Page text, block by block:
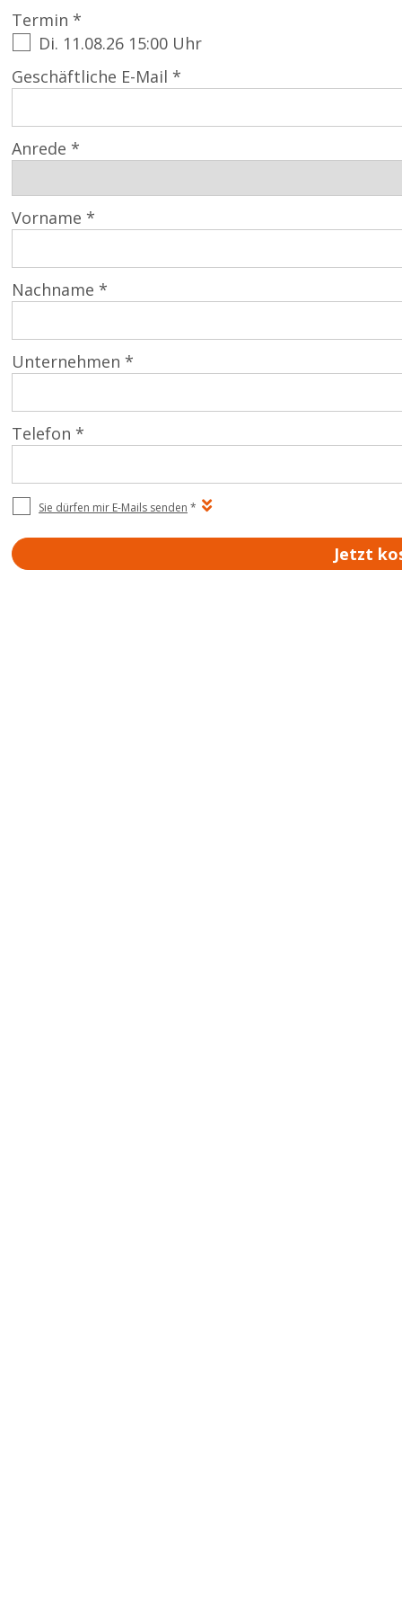
Termin *
Di. 11.08.26 15:00 Uhr
Geschäftliche E-Mail *
Anrede *
Vorname *
Nachname *
Unternehmen *
Telefon *
Sie dürfen mir E-Mails senden *
Jetzt